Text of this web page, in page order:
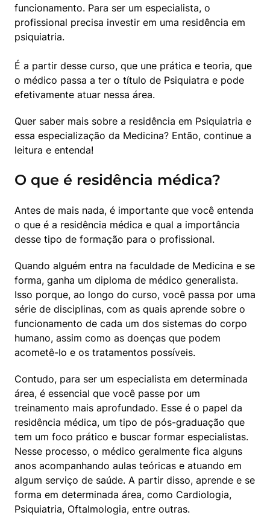
funcionamento. Para ser um especialista, o
profissional precisa investir em uma residência em
psiquiatria.
É a partir desse curso, que une prática e teoria, que
o médico passa a ter o título de Psiquiatra e pode
efetivamente atuar nessa área.
Quer saber mais sobre a residência em Psiquiatria e
essa especialização da Medicina? Então, continue a
leitura e entenda!
O que é residência médica?
Antes de mais nada, é importante que você entenda
o que é a residência médica e qual a importância
desse tipo de formação para o profissional.
Quando alguém entra na faculdade de Medicina e se
forma, ganha um diploma de médico generalista.
Isso porque, ao longo do curso, você passa por uma
série de disciplinas, com as quais aprende sobre o
funcionamento de cada um dos sistemas do corpo
humano, assim como as doenças que podem
acometê-lo e os tratamentos possíveis.
Contudo, para ser um especialista em determinada
área, é essencial que você passe por um
treinamento mais aprofundado. Esse é o papel da
residência médica, um tipo de pós-graduação que
tem um foco prático e buscar formar especialistas.
Nesse processo, o médico geralmente fica alguns
anos acompanhando aulas teóricas e atuando em
algum serviço de saúde. A partir disso, aprende e se
forma em determinada área, como Cardiologia,
Psiquiatria, Oftalmologia, entre outras.